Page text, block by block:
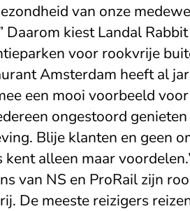
van onze
Daarom kiest Landal
voor rookvrije
Amsterdam heeft al
een mooi voorbeeld
ongestoord
Blije klanten en geen
kent alleen maar
van NS en ProRail zijn
De meeste reizigers